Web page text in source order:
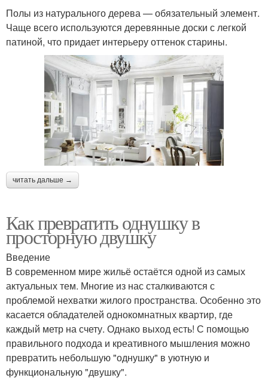
Полы из натурального дерева — обязательный элемент.
Чаще всего используются деревянные доски с легкой
патиной, что придает интерьеру оттенок старины.
читать дальше →
Как превратить однушку в
просторную двушку
Введение
В современном мире жильё остаётся одной из самых
актуальных тем. Многие из нас сталкиваются с
проблемой нехватки жилого пространства. Особенно это
касается обладателей однокомнатных квартир, где
каждый метр на счету. Однако выход есть! С помощью
правильного подхода и креативного мышления можно
превратить небольшую "однушку" в уютную и
функциональную "двушку".